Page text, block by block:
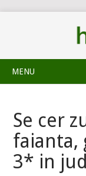
MENU
Se cer
faianta,
3* in